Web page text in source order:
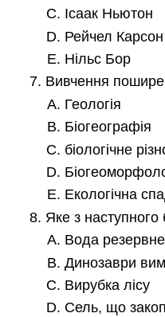
Ісаак Ньютон
Рейчел Карсон
Нільс Бор
Вивчення
Геологія
Біогеографія
біологічне
Екологічна
Яке з
Вода
Динозаври
Вирубка лісу
Сель, що